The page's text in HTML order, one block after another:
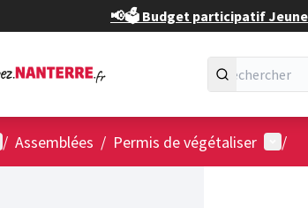
📢🗳️ Budget participatif
principal
/ Assemblées / Permis de végétaliser Menu
/